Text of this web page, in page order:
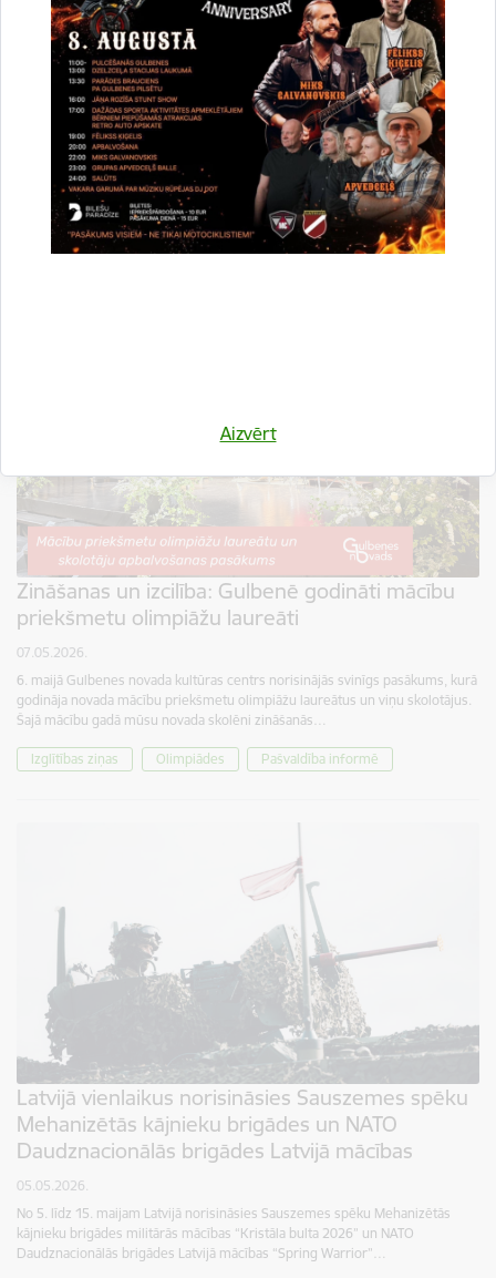
Aizvērt
Stāķu pamatskola un Gulbenes 2. PII “Rūķītis”
ieņem godalgotas vietas kampaņā “Tīrai Latvijai”
07.05.2026.
Kampaņā “Tīrai Latvijai” bērni savākuši 44,8 tonnas bateriju un 7,5 tonnas
mazās elektrotehnikas. Ir noskaidroti arī 2025./2026. mācību gada
kampaņas rezultāti. Gruža kausa “Bateriju līgā” trešo…
Izglītības ziņas Sabiedrība
Zināšanas un izcilība: Gulbenē godināti mācību
priekšmetu olimpiāžu laureāti
07.05.2026.
6. maijā Gulbenes novada kultūras centrs norisinājās svinīgs pasākums, kurā
godināja novada mācību priekšmetu olimpiāžu laureātus un viņu skolotājus.
Šajā mācību gadā mūsu novada skolēni zināšanās…
Izglītības ziņas Olimpiādes Pašvaldība informē
Latvijā vienlaikus norisināsies Sauszemes spēku
Mehanizētās kājnieku brigādes un NATO
Daudznacionālās brigādes Latvijā mācības
05.05.2026.
No 5. līdz 15. maijam Latvijā norisināsies Sauszemes spēku Mehanizētās
kājnieku brigādes militārās mācības “Kristāla bulta 2026” un NATO
Daudznacionālās brigādes Latvijā mācības “Spring Warrior”…